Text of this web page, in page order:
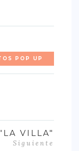
POP UP
VILLA"
Siguiente